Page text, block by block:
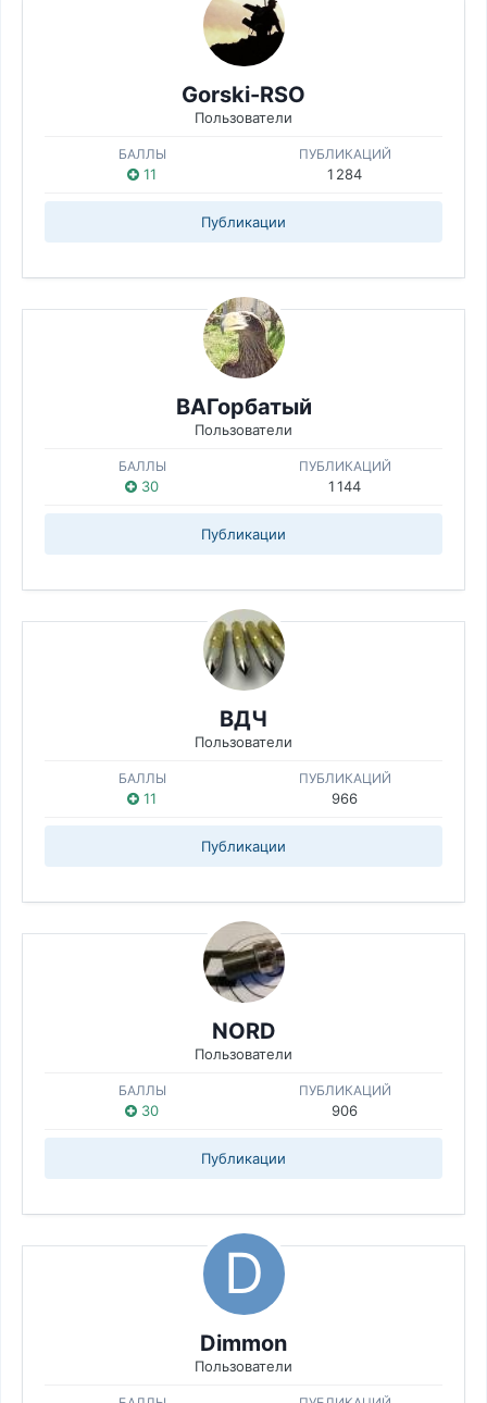
Gorski-RSO
Пользователи
БАЛЛЫ
11
ПУБЛИКАЦИЙ
1 284
Публикации
ВАГорбатый
Пользователи
БАЛЛЫ
30
ПУБЛИКАЦИЙ
1 144
Публикации
ВДЧ
Пользователи
БАЛЛЫ
11
ПУБЛИКАЦИЙ
966
Публикации
NORD
Пользователи
БАЛЛЫ
30
ПУБЛИКАЦИЙ
906
Публикации
Dimmon
Пользователи